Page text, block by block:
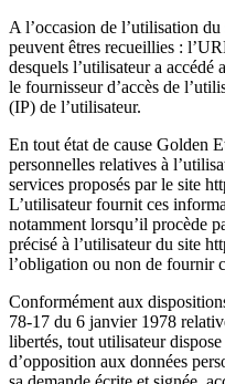
A l’occasion de l’utilisation
peuvent êtres recueillies :
desquels l’utilisateur a
le fournisseur d’accès de
(IP) de l’utilisateur.
En tout état de cause Golden
personnelles relatives à
services proposés par le site
L’utilisateur fournit ces
notamment lorsqu’il procède
précisé à l’utilisateur du site
l’obligation ou non de fournir
Conformément aux
78-17 du 6 janvier 1978
libertés, tout utilisateur
d’opposition aux données